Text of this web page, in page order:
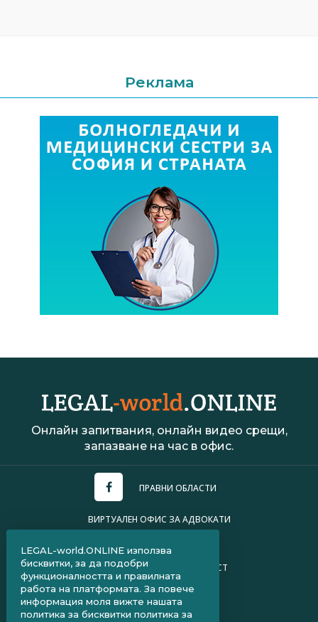
Реклама
Онлайн запитвания, онлайн видео срещи,
запазване на час в офис.
ПРАВНИ ОБЛАСТИ
ВИРТУАЛЕН ОФИС ЗА АДВОКАТИ
ПОЛИТИКА ЗА ПОВЕРИТЕЛНОСТ
ЧЗВ ЗА КЛИЕНТИ
ЧЗВ ЗА АДВОКАТИ
LEGAL-world.ONLINE използва
бисквитки, за да подобри
функционалността и правилната
работа на платформата. За повече
информация моля вижте нашата
политика за бисквитки политика за